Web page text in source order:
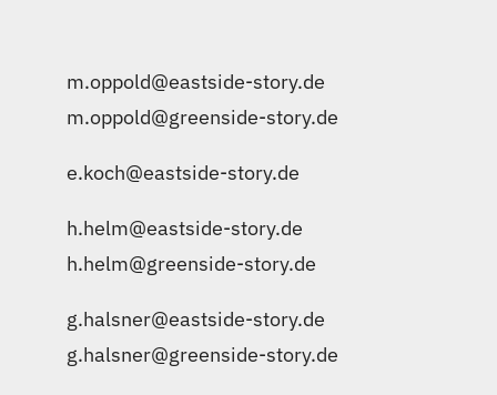
m.oppold@eastside-story.de
m.oppold@greenside-story.de
e.koch@eastside-story.de
h.helm@eastside-story.de
h.helm@greenside-story.de
g.halsner@eastside-story.de
g.halsner@greenside-story.de